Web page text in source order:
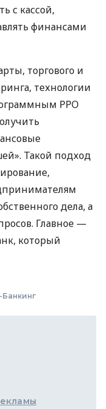
с кассой,
финансами
торгового и
технологии
РРО
Такой подход
дела, а
Главное —
который
Банкинг